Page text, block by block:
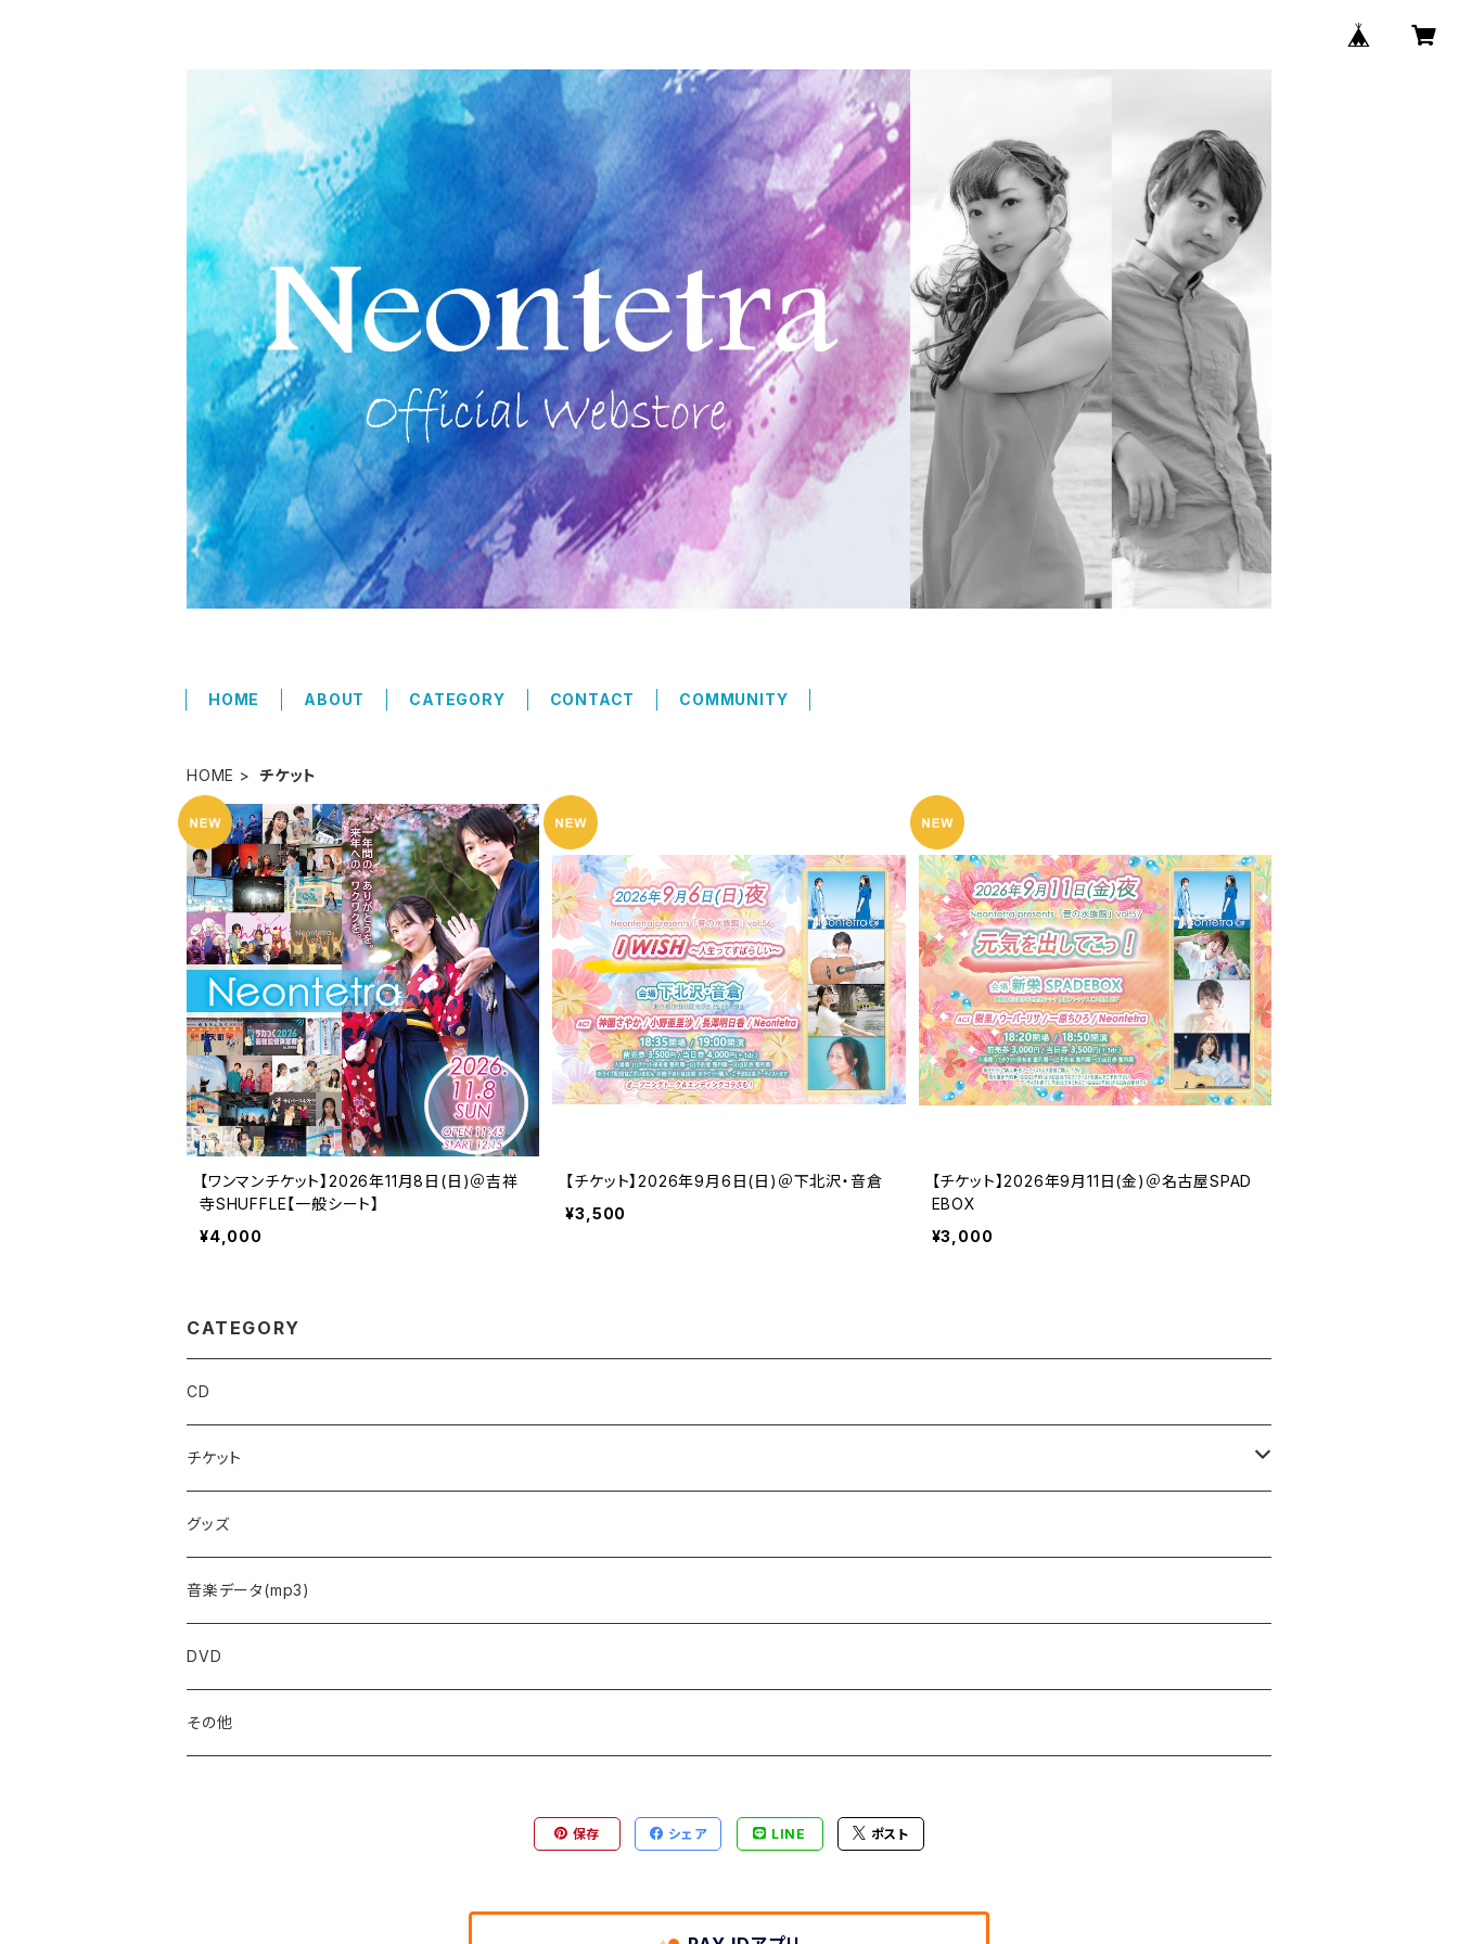
HOME ABOUT CATEGORY CONTACT COMMUNITY
HOME チケット
【ワンマンチケット】2026年11月8日(日)＠吉祥
寺SHUFFLE【一般シート】
¥4,000
【チケット】2026年9月6日(日)＠下北沢・音倉
¥3,500
【チケット】2026年9月11日(金)＠名古屋SPAD
EBOX
¥3,000
CATEGORY
CD
チケット
予約フォーム
グッズ
音楽データ(mp3)
DVD
その他
保存 シェア LINE ポスト